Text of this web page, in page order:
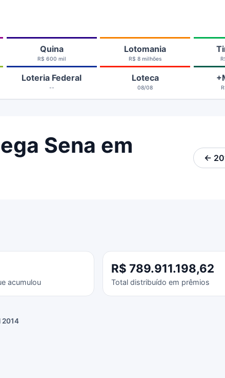
Quina
R$ 600 mil
Lotomania
R$ 8 milhões
Loteria Federal
--
Loteca
08/08
Sena em
←
acumulou
R$ 789.911.198,62
Total distribuído em prêmios
2014